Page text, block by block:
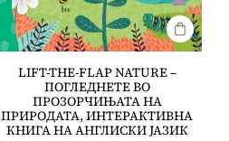
LIFT-THE-FLAP NATURE –
ПОГЛЕДНЕТЕ ВО
ПРОЗОРЧИЊАТА НА
ПРИРОДАТА, ИНТЕРАКТИВНА
КНИГА НА АНГЛИСКИ ЈАЗИК